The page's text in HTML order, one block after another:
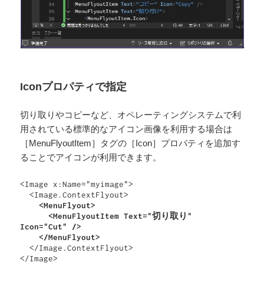
Iconプロパティで指定
切り取りやコピーなど、オペレーティングシステムで利
用されている標準的なアイコン画像を利用する場合は
［MenuFlyoutItem］タグの［Icon］プロパティを追加す
ることでアイコンが利用できます。
<Image x:Name="myimage">
  <Image.ContextFlyout>
<MenuFlyout>
<MenuFlyoutItem Text="切り取り"
Icon="Cut" />
</MenuFlyout>
  </Image.ContextFlyout>
</Image>